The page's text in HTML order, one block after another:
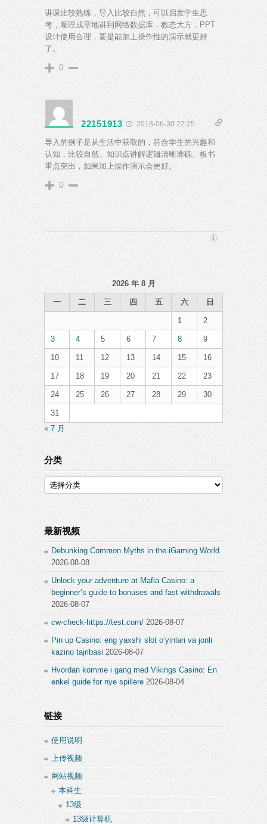
讲课比较熟练，导入比较自然，可以启发学生思
考，顺理成章地讲到网络数据库，教态大方，PPT
设计使用合理，要是能加上操作性的演示就更好
了。
0
22151913 2018-06-30 22:25
导入的例子是从生活中获取的，符合学生的兴趣和
认知，比较自然。知识点讲解逻辑清晰准确。板书
重点突出，如果加上操作演示会更好。
0
2026 年 8 月
一 二 三 四 五 六 日
1 2
3 4 5 6 7 8 9
10 11 12 13 14 15 16
17 18 19 20 21 22 23
24 25 26 27 28 29 30
31
« 7 月
分类
分
类
最新视频
Debunking Common Myths in the iGaming World
2026-08-08
Unlock your adventure at Mafia Casino: a
beginner’s guide to bonuses and fast withdrawals
2026-08-07
cw-check-https://test.com/ 2026-08-07
Pin up Casino: eng yaxshi slot o’yinlari va jonli
kazino tajribasi 2026-08-07
Hvordan komme i gang med Vikings Casino: En
enkel guide for nye spillere 2026-08-04
链接
使用说明
上传视频
网站视频
本科生
13级
13级计算机